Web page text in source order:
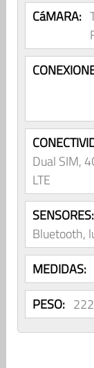
CáMARA:
Dual SIM,
LTE
SENSORES:
Bluetooth,
MEDIDAS:
PESO: